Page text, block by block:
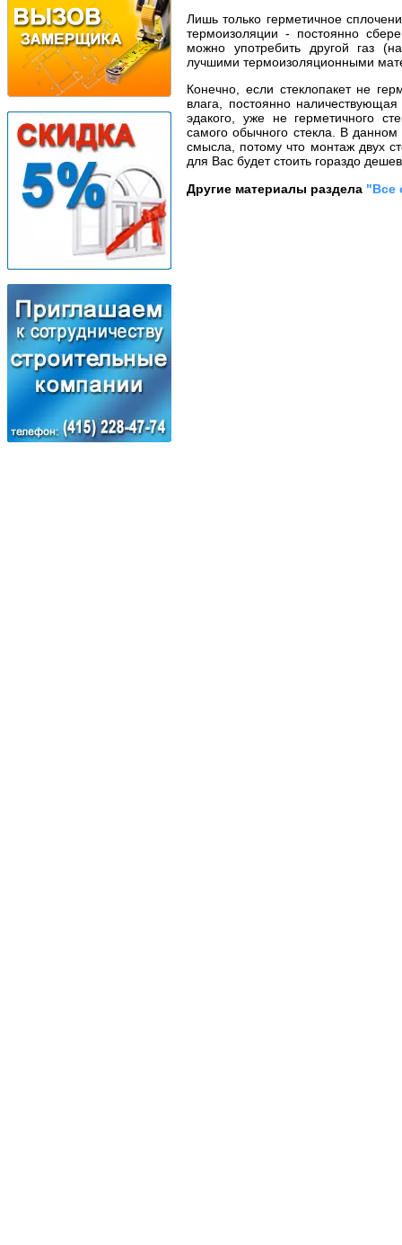
Лишь только герметичное
термоизоляции - постоянно
можно употребить другой газ
лучшими термоизоляционными
Конечно, если стеклопакет не
влага, постоянно
эдакого, уже не герметичного
самого обычного стекла. В данном
смысла, потому что монтаж двух
для Вас будет стоить гораздо
Другие материалы раздела "Все